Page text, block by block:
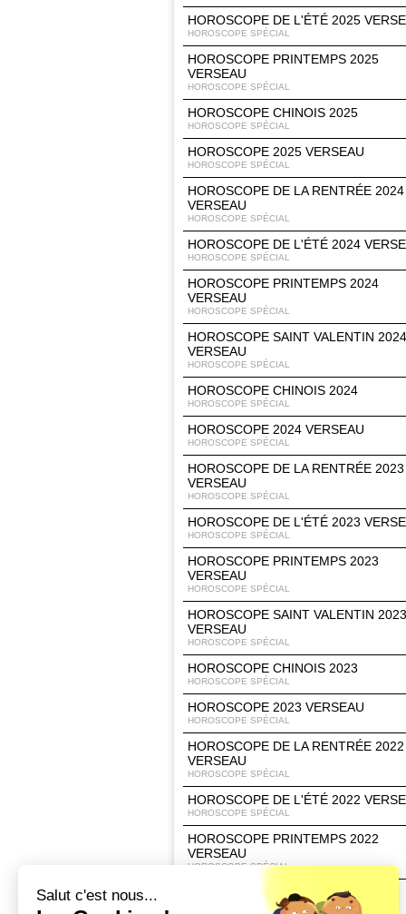
HOROSCOPE DE L'ÉTÉ 2025
HOROSCOPE SPÉCIAL
HOROSCOPE PRINTEMPS 2025
VERSEAU
HOROSCOPE SPÉCIAL
HOROSCOPE CHINOIS 2025
HOROSCOPE SPÉCIAL
HOROSCOPE 2025 VERSEAU
HOROSCOPE SPÉCIAL
HOROSCOPE DE LA RENTRÉE 2024
VERSEAU
HOROSCOPE SPÉCIAL
HOROSCOPE DE L'ÉTÉ 2024
HOROSCOPE SPÉCIAL
HOROSCOPE PRINTEMPS 2024
VERSEAU
HOROSCOPE SPÉCIAL
HOROSCOPE SAINT VALENTIN 2024
VERSEAU
HOROSCOPE SPÉCIAL
HOROSCOPE CHINOIS 2024
HOROSCOPE SPÉCIAL
HOROSCOPE 2024 VERSEAU
HOROSCOPE SPÉCIAL
HOROSCOPE DE LA RENTRÉE 2023
VERSEAU
HOROSCOPE SPÉCIAL
HOROSCOPE DE L'ÉTÉ 2023
HOROSCOPE SPÉCIAL
HOROSCOPE PRINTEMPS 2023
VERSEAU
HOROSCOPE SPÉCIAL
HOROSCOPE SAINT VALENTIN 2023
VERSEAU
HOROSCOPE SPÉCIAL
HOROSCOPE CHINOIS 2023
HOROSCOPE SPÉCIAL
HOROSCOPE 2023 VERSEAU
HOROSCOPE SPÉCIAL
HOROSCOPE DE LA RENTRÉE 2022
VERSEAU
HOROSCOPE SPÉCIAL
HOROSCOPE DE L'ÉTÉ 2022
HOROSCOPE SPÉCIAL
HOROSCOPE PRINTEMPS 2022
VERSEAU
HOROSCOPE SPÉCIAL
HOROSCOPE 2022 VERSEAU
HOROSCOPE SPÉCIAL
Salut c'est nous...